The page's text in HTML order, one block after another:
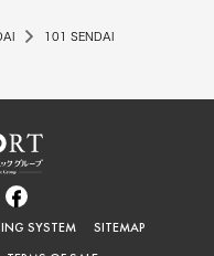
101 SENDAI
SYSTEM
SITEMAP